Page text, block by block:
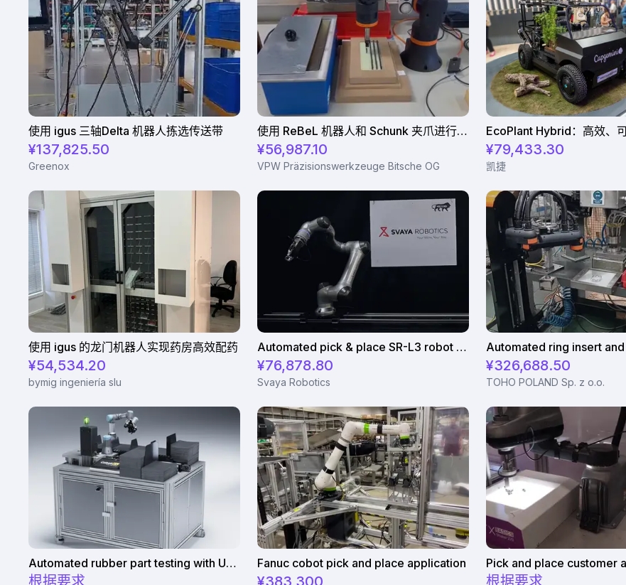
使用 igus 三轴Delta 机器人拣选传送带
¥137,825.50
Greenox
使用 ReBeL 机器人和 Schunk 夹爪进行精密切割刀片浸渍处理
¥56,987.10
VPW Präzisionswerkzeuge Bitsche OG
¥79,433.30
凯捷
使用 igus 的龙门机器人实现药房高效配药
¥54,534.20
bymig ingeniería slu
Automated pick & place SR-L3 robot with seventh axis
¥76,878.80
Svaya Robotics
¥326,688.50
TOHO POLAND Sp. z o.o.
Automated rubber part testing with UR3e on a linear axis
根据要求
Fanuc cobot pick and place application
¥383,300 根据要求